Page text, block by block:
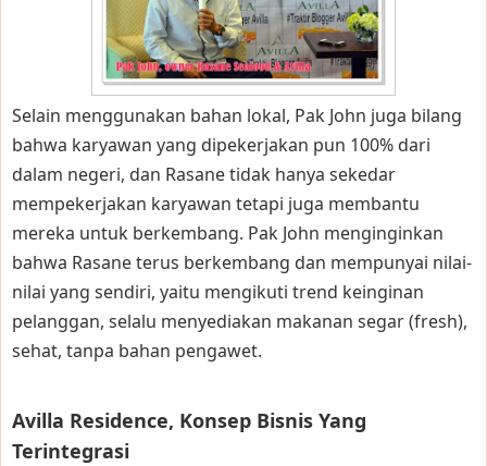
Selain menggunakan bahan lokal, Pak John juga bilang
bahwa karyawan yang dipekerjakan pun 100% dari
dalam negeri, dan Rasane tidak hanya sekedar
mempekerjakan karyawan tetapi juga membantu
mereka untuk berkembang. Pak John menginginkan
bahwa Rasane terus berkembang dan mempunyai nilai-
nilai yang sendiri, yaitu mengikuti trend keinginan
pelanggan, selalu menyediakan makanan segar (fresh),
sehat, tanpa bahan pengawet.
Avilla Residence, Konsep Bisnis Yang
Terintegrasi